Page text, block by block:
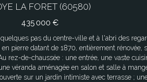
LA FORET (60580)
435 000 €
pas du centre-ville et à l'abri des
pierre datant de 1870, entièrement rénovée,
véranda aménagée en salon et salle à
sur un jardin intimiste avec terrasse ;